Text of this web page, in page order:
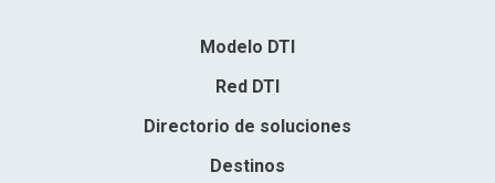
Modelo DTI
Red DTI
Directorio de soluciones
Destinos